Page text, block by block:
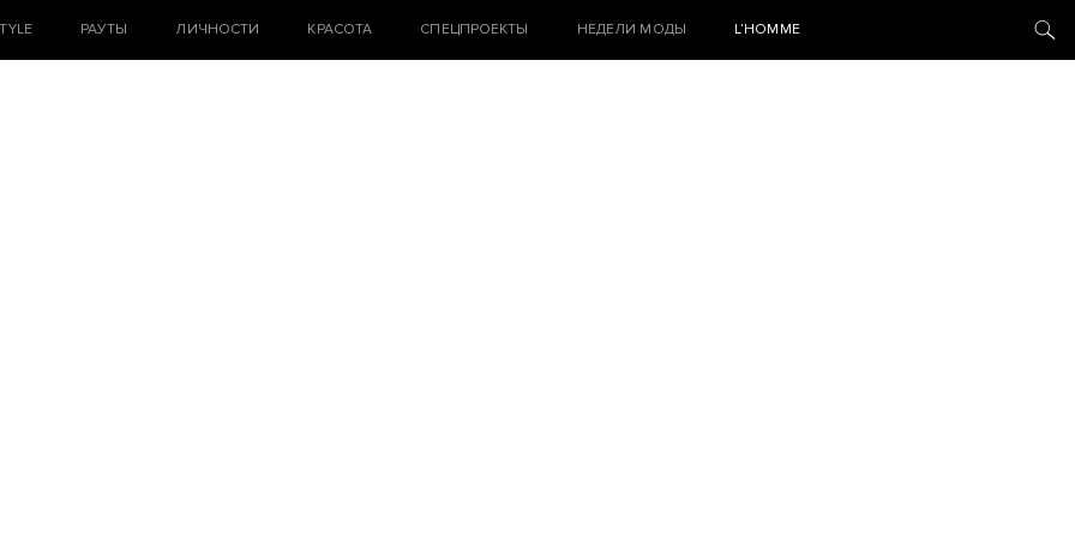
РАУТЫ ЛИЧНОСТИ КРАСОТА СПЕЦПРОЕКТЫ НЕДЕЛИ МОДЫ L’HOMME